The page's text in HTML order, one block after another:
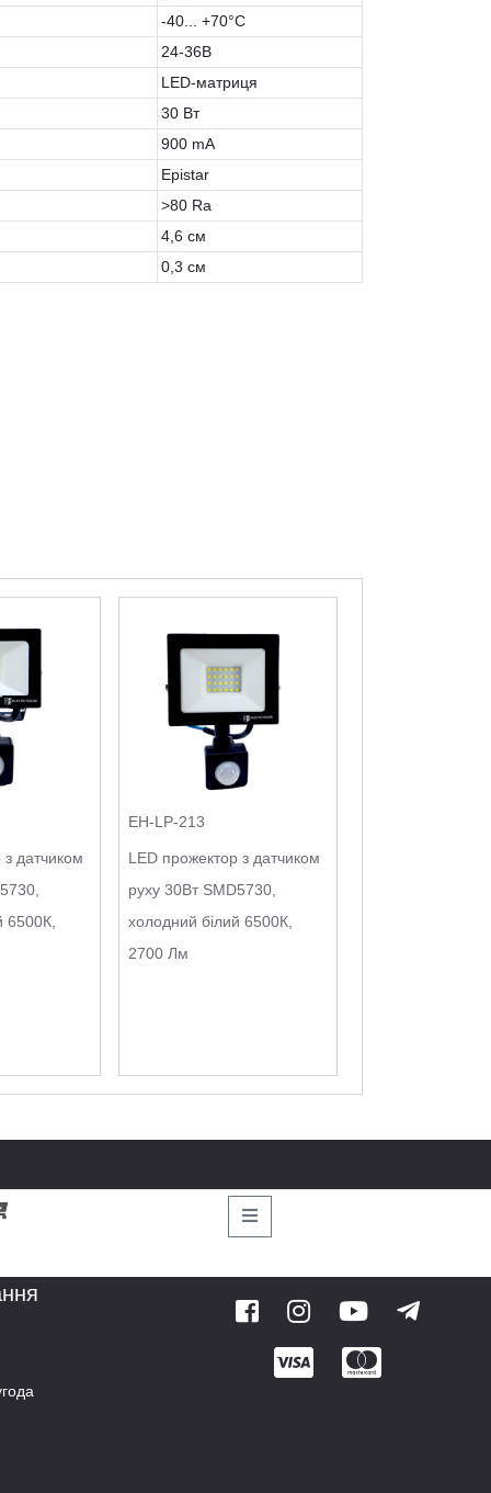
-40... +70°C
24-36В
LED-матриця
30 Вт
900 mA
Epistar
>80 Ra
4,6 см
0,3 см
датчиком
6500К,
EH-LP-213
LED прожектор з датчиком
руху 30Вт SMD5730,
холодний білий 6500К,
2700 Лм